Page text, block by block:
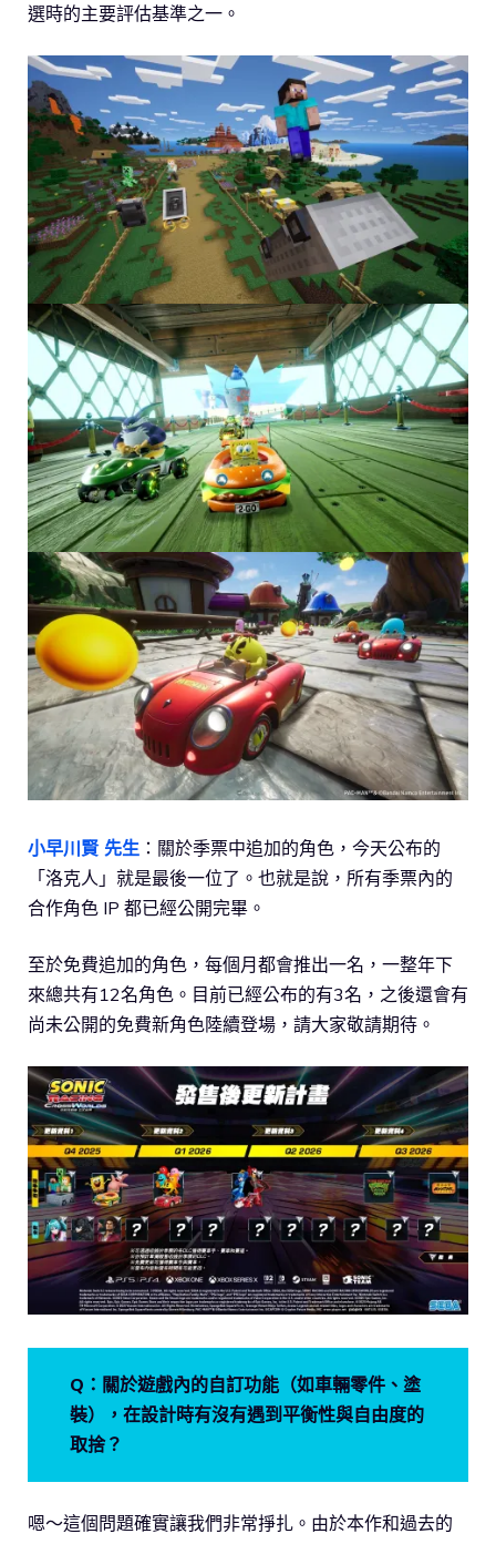
選時的主要評估基準之一。
小早川賢 先生 ：關於季票中追加的角色，今天公布的
「洛克人」就是最後一位了。也就是說，所有季票內的
合作角色 IP 都已經公開完畢。
至於免費追加的角色，每個月都會推出一名，一整年下
來總共有12名角色。目前已經公布的有3名，之後還會有
尚未公開的免費新角色陸續登場，請大家敬請期待。
Q：關於遊戲內的自訂功能（如車輛零件、塗
裝），在設計時有沒有遇到平衡性與自由度的
取捨？
嗯～這個問題確實讓我們非常掙扎。由於本作和過去的